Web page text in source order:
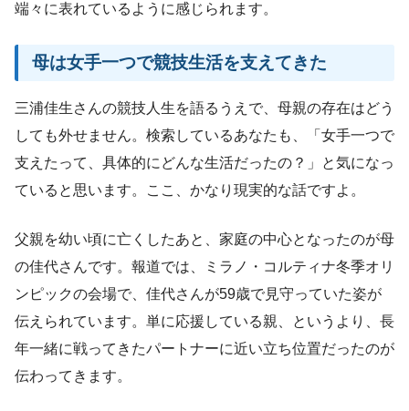
端々に表れているように感じられます。
母は女手一つで競技生活を支えてきた
三浦佳生さんの競技人生を語るうえで、母親の存在はどう
しても外せません。検索しているあなたも、「女手一つで
支えたって、具体的にどんな生活だったの？」と気になっ
ていると思います。ここ、かなり現実的な話ですよ。
父親を幼い頃に亡くしたあと、家庭の中心となったのが母
の佳代さんです。報道では、ミラノ・コルティナ冬季オリ
ンピックの会場で、佳代さんが59歳で見守っていた姿が
伝えられています。単に応援している親、というより、長
年一緒に戦ってきたパートナーに近い立ち位置だったのが
伝わってきます。